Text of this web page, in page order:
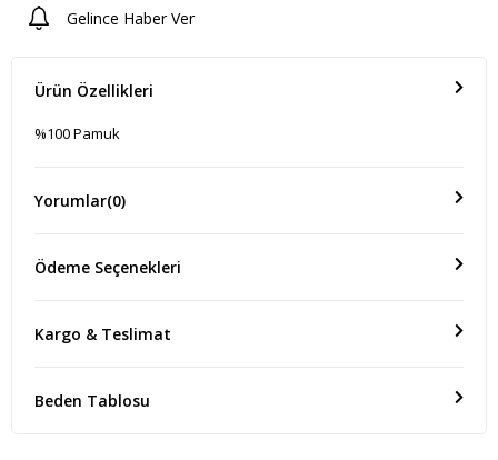
Gelince Haber Ver
Ürün Özellikleri
%100 Pamuk
Yorumlar(0)
Ödeme Seçenekleri
Kargo & Teslimat
Beden Tablosu